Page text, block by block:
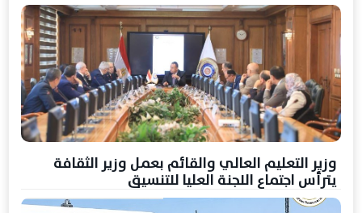
وزير التعليم العالي والقائم بعمل وزير الثقافة
يترأس اجتماع اللجنة العليا للتنسيق